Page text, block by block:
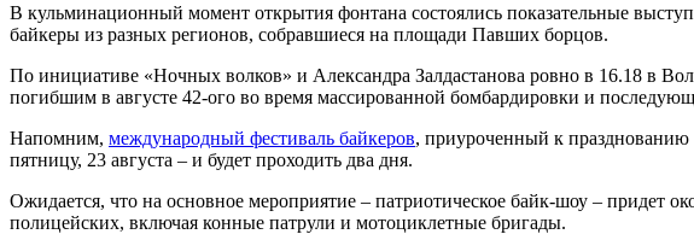
В кульминационный момент открытия фонтана состоялись показательные
байкеры из разных регионов, собравшиеся на площади Павших борцов.
По инициативе «Ночных волков» и Александра Залдастанова ровно в 16.18 в
погибшим в августе 42-ого во время массированной бомбардировки и
Напомним, международный фестиваль байкеров, приуроченный к празднованию
пятницу, 23 августа – и будет проходить два дня.
Ожидается, что на основное мероприятие – патриотическое байк-шоу – придет
полицейских, включая конные патрули и мотоциклетные бригады.